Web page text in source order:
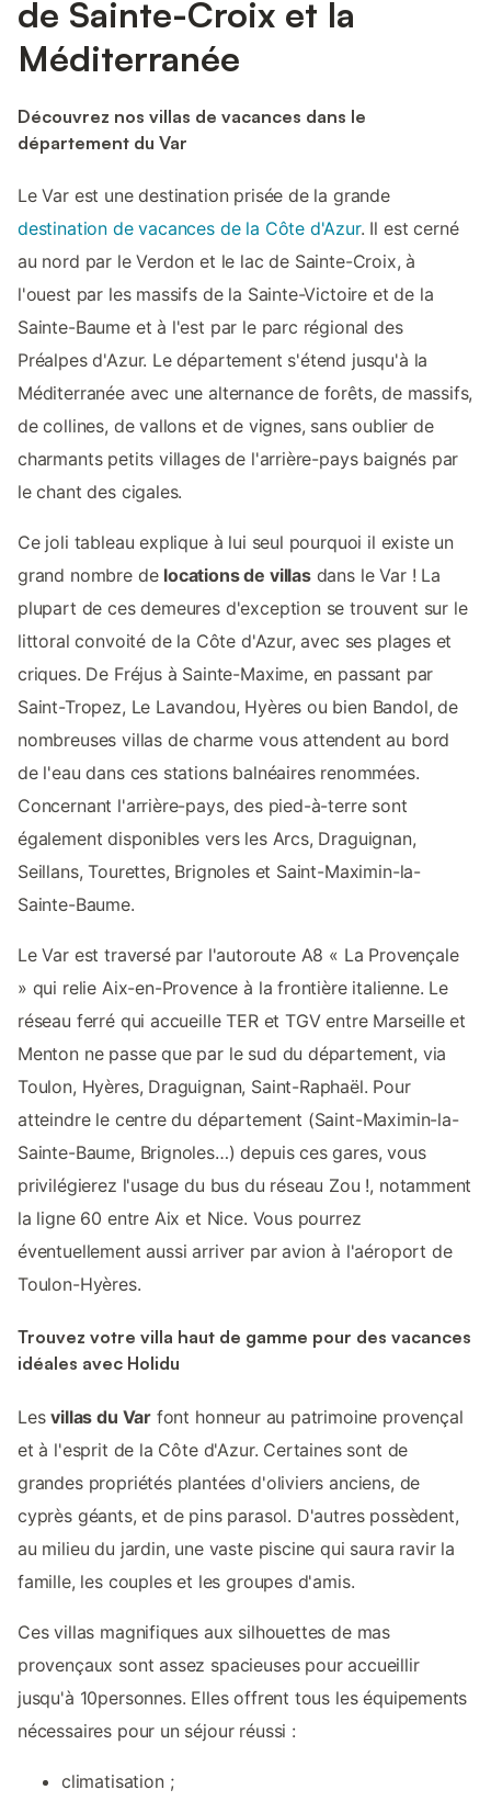
de Sainte-Croix et la
Méditerranée
Découvrez nos villas de vacances dans le
département du Var
Le Var est une destination prisée de la grande
destination de vacances de la Côte d'Azur. Il est cerné
au nord par le Verdon et le lac de Sainte-Croix, à
l'ouest par les massifs de la Sainte-Victoire et de la
Sainte-Baume et à l'est par le parc régional des
Préalpes d'Azur. Le département s'étend jusqu'à la
Méditerranée avec une alternance de forêts, de massifs,
de collines, de vallons et de vignes, sans oublier de
charmants petits villages de l'arrière-pays baignés par
le chant des cigales.
Ce joli tableau explique à lui seul pourquoi il existe un
grand nombre de locations de villasdans le Var ! La
plupart de ces demeures d'exception se trouvent sur le
littoral convoité de la Côte d'Azur, avec ses plages et
criques. De Fréjus à Sainte-Maxime, en passant par
Saint-Tropez, Le Lavandou, Hyères ou bien Bandol, de
nombreuses villas de charme vous attendent au bord
de l'eau dans ces stations balnéaires renommées.
Concernant l'arrière-pays, des pied-à-terre sont
également disponibles vers les Arcs, Draguignan,
Seillans, Tourettes, Brignoles et Saint-Maximin-la-
Sainte-Baume.
Le Var est traversé par l'autoroute A8 « La Provençale
» qui relie Aix-en-Provence à la frontière italienne. Le
réseau ferré qui accueille TER et TGV entre Marseille et
Menton ne passe que par le sud du département, via
Toulon, Hyères, Draguignan, Saint-Raphaël. Pour
atteindre le centre du département (Saint-Maximin-la-
Sainte-Baume, Brignoles…) depuis ces gares, vous
privilégierez l'usage du bus du réseau Zou !, notamment
la ligne 60 entre Aix et Nice. Vous pourrez
éventuellement aussi arriver par avion à l'aéroport de
Toulon-Hyères.
Trouvez votre villa haut de gamme pour des vacances
idéales avec Holidu
Lesvillas du Var font honneur au patrimoine provençal
et à l'esprit de la Côte d'Azur. Certaines sont de
grandes propriétés plantées d'oliviers anciens, de
cyprès géants, et de pins parasol. D'autres possèdent,
au milieu du jardin, une vaste piscine qui saura ravir la
famille, les couples et les groupes d'amis.
Ces villas magnifiques aux silhouettes de mas
provençaux sont assez spacieuses pour accueillir
jusqu'à 10personnes. Elles offrent tous les équipements
nécessaires pour un séjour réussi :
climatisation ;